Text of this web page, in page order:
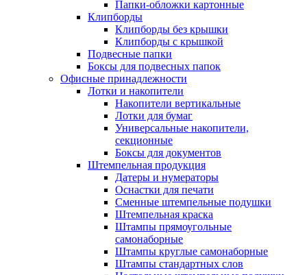
Папки-обложки картонные
Клипборды
Клипборды без крышки
Клипборды с крышкой
Подвесные папки
Боксы для подвесных папок
Офисные принадлежности
Лотки и накопители
Накопители вертикальные
Лотки для бумаг
Универсальные накопители,
секционные
Боксы для документов
Штемпельная продукция
Датеры и нумераторы
Оснастки для печати
Сменные штемпельные подушки
Штемпельная краска
Штампы прямоугольные
самонаборные
Штампы круглые самонаборные
Штампы стандартных слов